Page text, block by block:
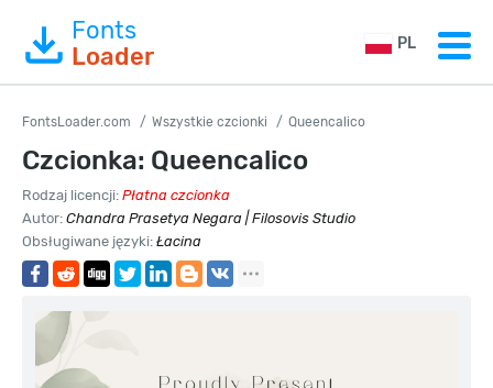
Fonts
Loader
PL
FontsLoader.com Wszystkie czcionki Queencalico
Czcionka: Queencalico
Rodzaj licencji: Płatna czcionka
Autor: Chandra Prasetya Negara | Filosovis Studio
Obsługiwane języki: Łacina